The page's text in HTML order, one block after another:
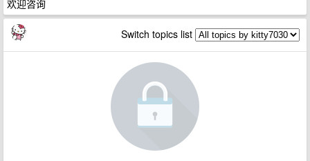
欢迎咨询
Switch topics list